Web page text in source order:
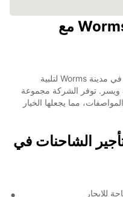
استئجار الشاحنات في Worms مع
تقدم Europcar خدمات تأجير الشاحنات في مدينة Worms لتلبية
ويسر. توفر الشركة مجموعة
مما يجعلها الخيار
تأجير الشاحنات في
للإيجار